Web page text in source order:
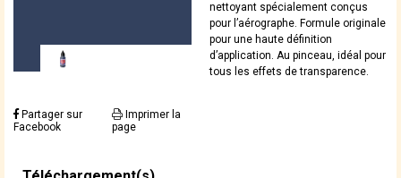
Partager sur
Facebook
Imprimer la
page
nettoyant spécialement conçus
pour l’aérographe. Formule originale
pour une haute définition
d’application. Au pinceau, idéal pour
tous les effets de transparence.